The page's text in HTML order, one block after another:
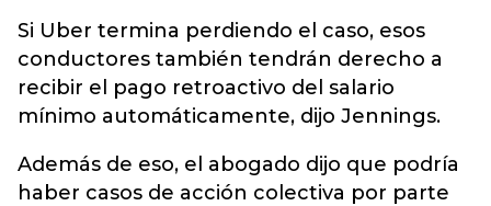
Si Uber termina perdiendo el caso, esos
conductores también tendrán derecho a
recibir el pago retroactivo del salario
mínimo automáticamente, dijo Jennings.
Además de eso, el abogado dijo que podría
haber casos de acción colectiva por parte